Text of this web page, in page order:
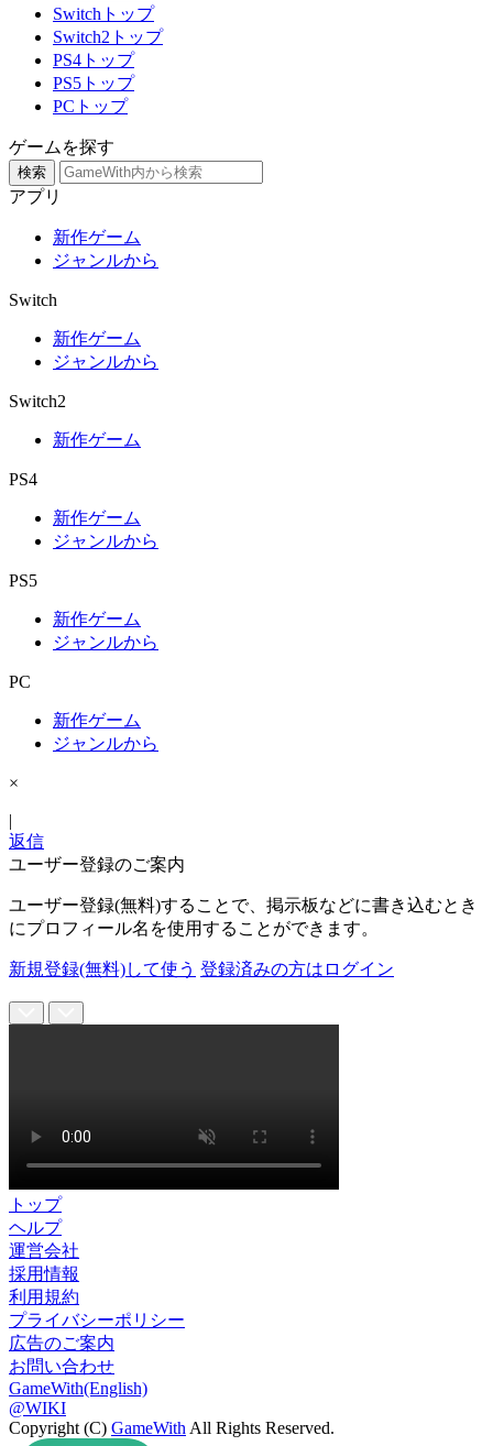
Switchトップ
Switch2トップ
PS4トップ
PS5トップ
PCトップ
ゲームを探す
検索
アプリ
新作ゲーム
ジャンルから
Switch
新作ゲーム
ジャンルから
Switch2
新作ゲーム
PS4
新作ゲーム
ジャンルから
PS5
新作ゲーム
ジャンルから
PC
新作ゲーム
ジャンルから
×
|
返信
ユーザー登録のご案内
ユーザー登録(無料)することで、掲示板などに書き込むとき
にプロフィール名を使用することができます。
新規登録(無料)して使う 登録済みの方はログイン
トップ
ヘルプ
運営会社
採用情報
利用規約
プライバシーポリシー
広告のご案内
お問い合わせ
GameWith(English)
@WIKI
Copyright (C) GameWith All Rights Reserved.